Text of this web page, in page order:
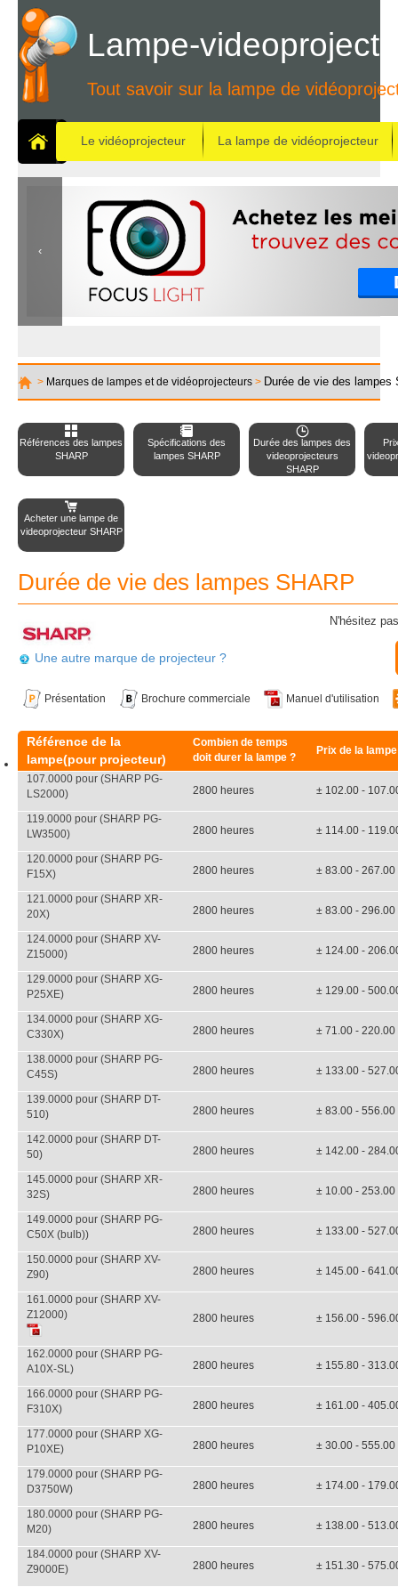
Lampe-
Tout savoir sur la lampe de
Le vidéoprojecteur La lampe de vidéoprojecteur
> Marques de lampes et de vidéoprojecteurs > Durée de vie des lampes
Références des lampes
SHARP
Spécifications des
lampes SHARP
Durée des lampes des
videoprojecteurs
SHARP
Acheter une lampe de
videoprojecteur SHARP
Durée de vie des lampes SHARP
Une autre marque de projecteur ?
N'hésitez
Présentation Brochure commerciale Manuel d'utilisation
Référence de la
lampe(pour projecteur)
Combien de temps
doit durer la lampe ?
Prix de la lampe
107.0000 pour (SHARP PG-
LS2000)
2800 heures ± 102.00 -
119.0000 pour (SHARP PG-
LW3500)
2800 heures ± 114.00 -
120.0000 pour (SHARP PG-
F15X)
2800 heures ± 83.00 - 267.00
121.0000 pour (SHARP XR-
20X)
2800 heures ± 83.00 - 296.00
124.0000 pour (SHARP XV-
Z15000)
2800 heures ± 124.00 -
129.0000 pour (SHARP XG-
P25XE)
2800 heures ± 129.00 -
134.0000 pour (SHARP XG-
C330X)
2800 heures ± 71.00 - 220.00
138.0000 pour (SHARP PG-
C45S)
2800 heures ± 133.00 -
139.0000 pour (SHARP DT-
510)
2800 heures ± 83.00 - 556.00
142.0000 pour (SHARP DT-
50)
2800 heures ± 142.00 -
145.0000 pour (SHARP XR-
32S)
2800 heures ± 10.00 - 253.00
149.0000 pour (SHARP PG-
C50X (bulb))
2800 heures ± 133.00 -
150.0000 pour (SHARP XV-
Z90)
2800 heures ± 145.00 -
161.0000 pour (SHARP XV-
Z12000)
2800 heures ± 156.00 -
162.0000 pour (SHARP PG-
A10X-SL)
2800 heures ± 155.80 -
166.0000 pour (SHARP PG-
F310X)
2800 heures ± 161.00 -
177.0000 pour (SHARP XG-
P10XE)
2800 heures ± 30.00 - 555.00
179.0000 pour (SHARP PG-
D3750W)
2800 heures ± 174.00 -
180.0000 pour (SHARP PG-
M20)
2800 heures ± 138.00 -
184.0000 pour (SHARP XV-
Z9000E)
2800 heures ± 151.30 -